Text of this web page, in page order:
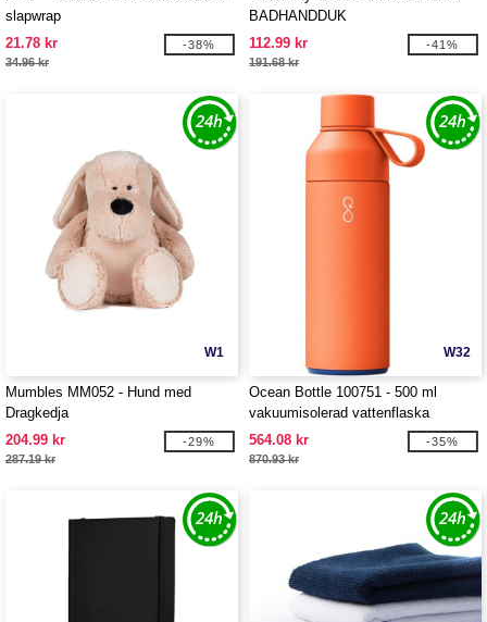
slapwrap
21.78 kr
34.96 kr
-38%
BADHANDDUK
112.99 kr
191.68 kr
-41%
W1
Mumbles MM052 - Hund med
Dragkedja
204.99 kr
287.19 kr
-29%
W32
Ocean Bottle 100751 - 500 ml
vakuumisolerad vattenflaska
564.08 kr
870.93 kr
-35%